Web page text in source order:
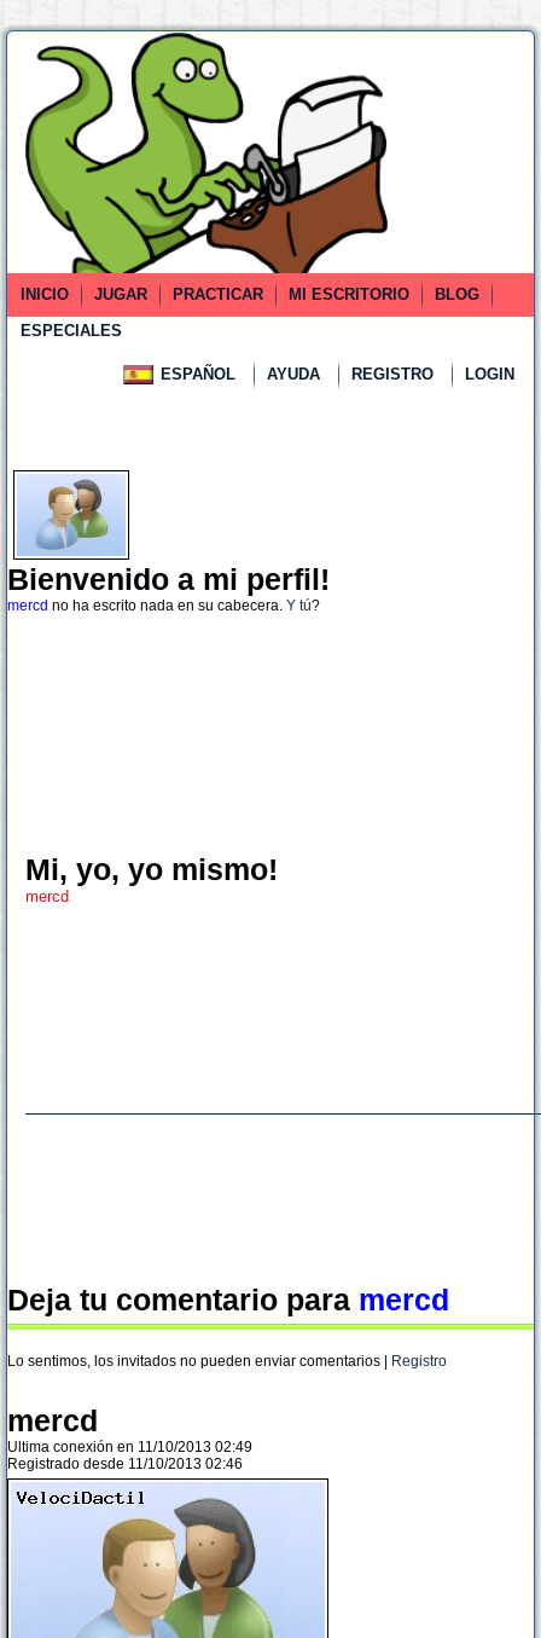
INICIO JUGAR PRACTICAR MI ESCRITORIO
BLOG
ESPECIALES
ESPAÑOL AYUDA REGISTRO LOGIN
Bienvenido a mi perfil!
mercd no ha escrito nada en su cabecera. Y tú?
Mi, yo, yo mismo!
mercd
Deja tu comentario para mercd
Lo sentimos, los invitados no pueden enviar comentarios | Registro
mercd
Ultima conexión en 11/10/2013 02:49
Registrado desde 11/10/2013 02:46